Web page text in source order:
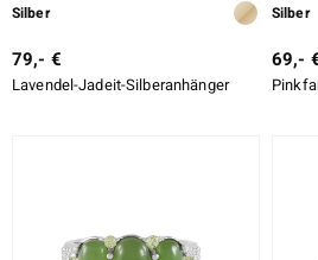
Silber
79,- €
Lavendel-Jadeit-Silberanhänger
Silber
69,-